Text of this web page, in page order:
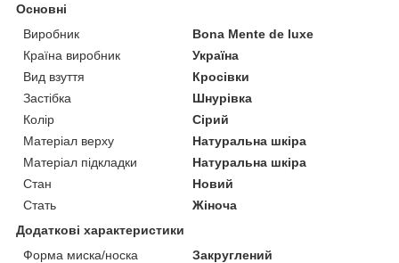
Основні
Виробник
Bona Mente de luxe
Країна виробник
Україна
Вид взуття
Кросівки
Застібка
Шнурівка
Колір
Сірий
Матеріал верху
Натуральна шкіра
Матеріал підкладки
Натуральна шкіра
Стан
Новий
Стать
Жіноча
Додаткові характеристики
Форма миска/носка
Закруглений